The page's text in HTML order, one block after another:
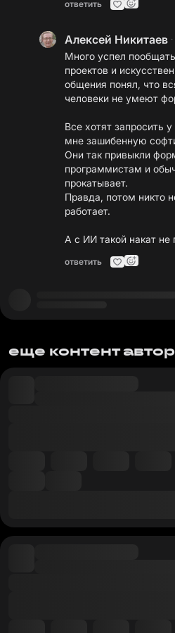
ответить
Алексей Никитаев ·
Много успел
проектов и
общения понял, что
человеки не умеют
Все хотят запросить
мне зашибенную
Они так привыкли
программистам и
прокатывает.
Правда, потом никто
работает.
А с ИИ такой накат не
ответить
еще контент